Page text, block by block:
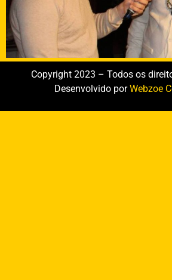
Copyright 2023 – Todos os
Desenvolvido porWebzoe